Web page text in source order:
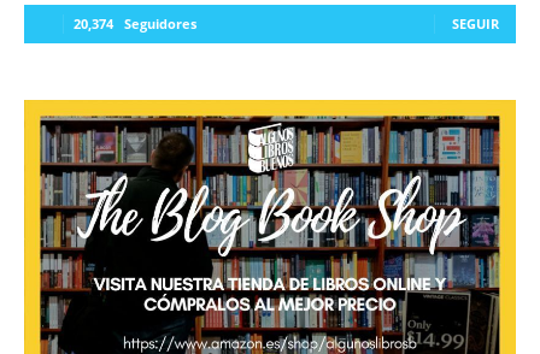
20,374 Seguidores SEGUIR